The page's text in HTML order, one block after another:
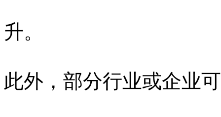
升。
此外，部分行业或企业